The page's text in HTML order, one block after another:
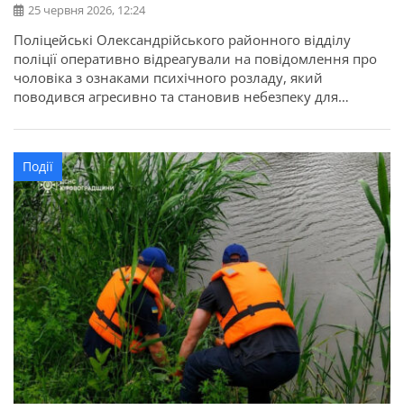
25 червня 2026, 12:24
Поліцейські Олександрійського районного відділу
поліції оперативно відреагували на повідомлення про
чоловіка з ознаками психічного розладу, який
поводився агресивно та становив небезпеку для
області. На спецлінію 102 звернулася жителька
Олександрії та повідомила, що її 43-річний син
зачинився у квартирі, має при собі ніж і газовий
балончик та поводиться агресивно. […]
Події